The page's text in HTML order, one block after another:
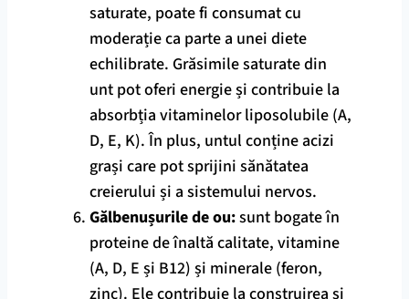
saturate, poate fi consumat cu
moderație ca parte a unei diete
echilibrate. Grăsimile saturate din
unt pot oferi energie și contribuie la
absorbția vitaminelor liposolubile (A,
D, E, K). În plus, untul conține acizi
grași care pot sprijini sănătatea
creierului și a sistemului nervos.
Gălbenușurile de ou:sunt bogate în
proteine de înaltă calitate, vitamine
(A, D, E și B12) și minerale (feron,
zinc). Ele contribuie la construirea și